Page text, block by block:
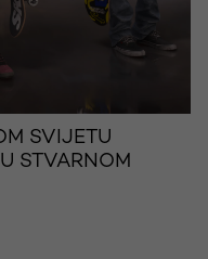
SVIJETU
STVARNOM